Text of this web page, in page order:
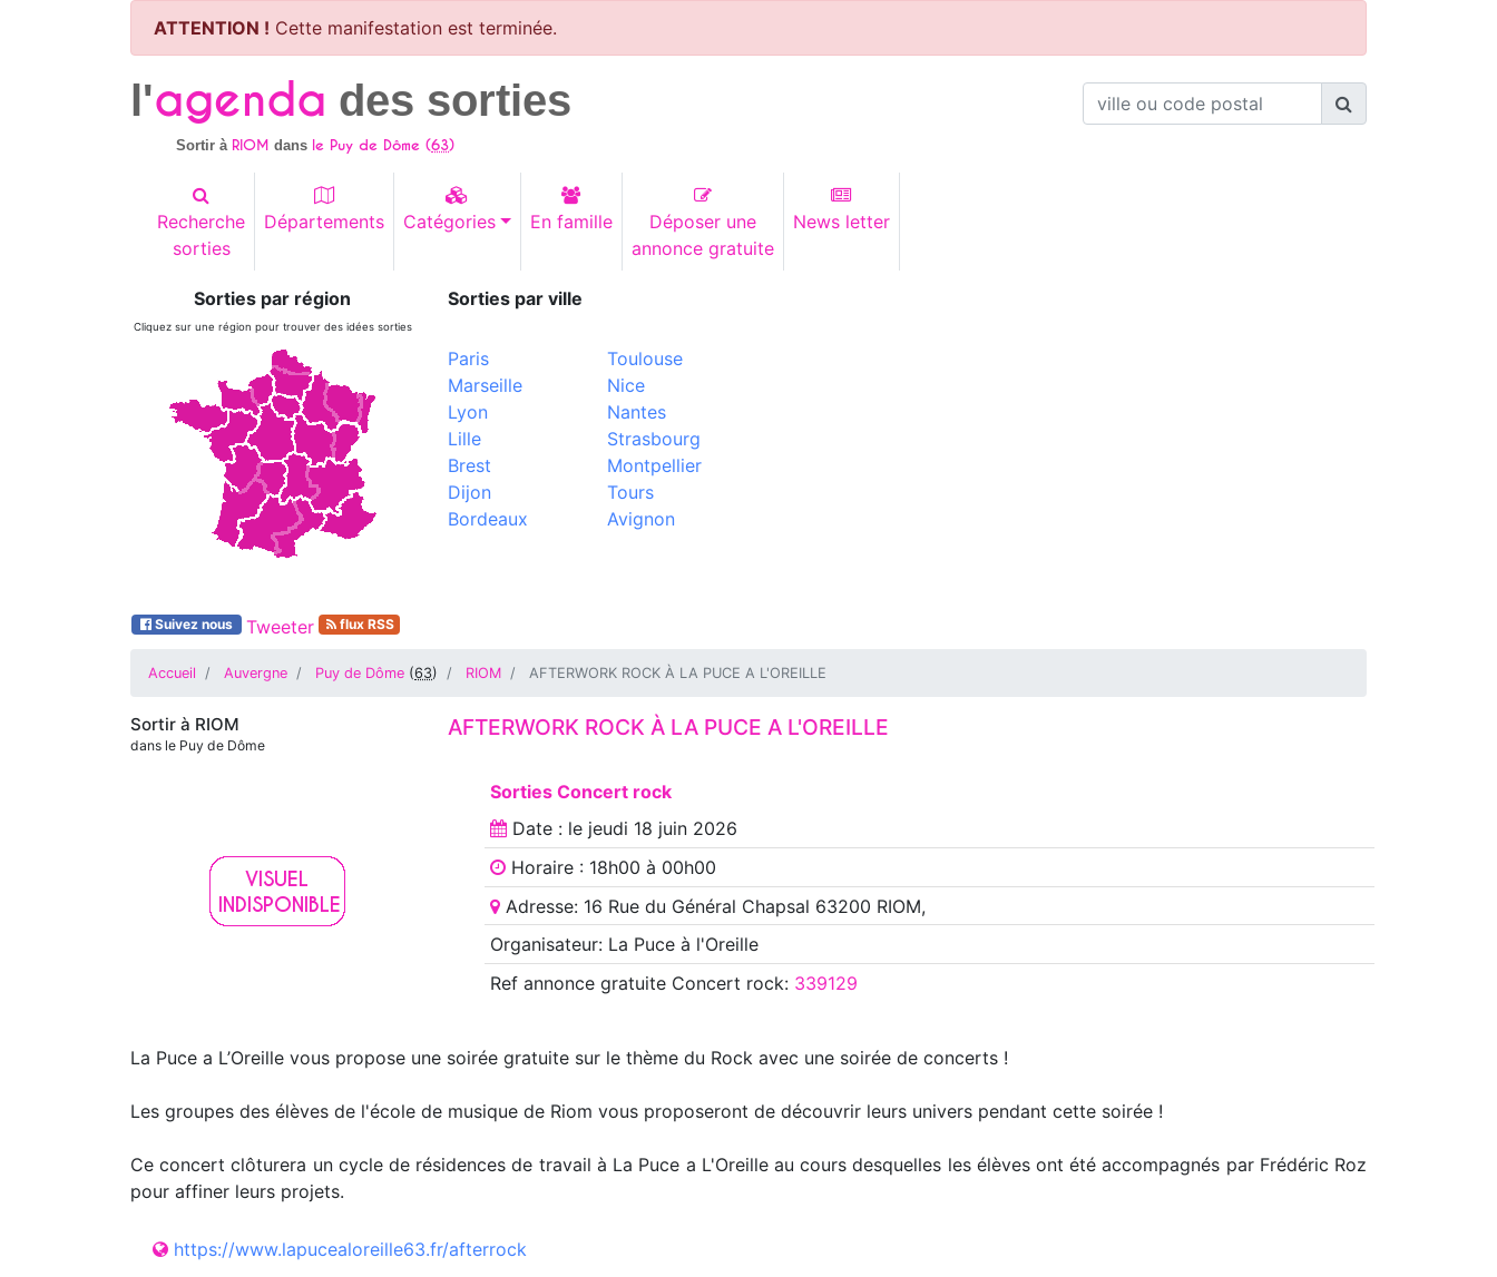
ATTENTION ! Cette manifestation est terminée.
l'agenda des sorties
Sortir à RIOM dans le Puy de Dôme (63)
Recherche
sorties
Départements Catégories En famille
Déposer une
annonce gratuite
News letter
Sorties par région
Cliquez sur une région pour trouver des idées sorties
Sorties par ville
Paris
Marseille
Lyon
Lille
Brest
Dijon
Bordeaux
Toulouse
Nice
Nantes
Strasbourg
Montpellier
Tours
Avignon
Suivez nous Tweeter flux RSS
Accueil Auvergne Puy de Dôme (63) RIOM AFTERWORK ROCK À LA PUCE A L'OREILLE
Sortir à RIOM
dans le Puy de Dôme
AFTERWORK ROCK À LA PUCE A L'OREILLE
Sorties Concert rock
Date : le jeudi 18 juin 2026
Horaire : 18h00 à 00h00
Adresse: 16 Rue du Général Chapsal 63200 RIOM,
Organisateur: La Puce à l'Oreille
Ref annoncegratuite Concert rock: 339129
La Puce a L’Oreille vous propose une soirée gratuite sur le thème du Rock avec une soirée de concerts !
Les groupes des élèves de l'école de musique de Riom vous proposeront de découvrir leurs univers pendant cette soirée !
Ce concert clôturera un cycle de résidences de travail à La Puce a L'Oreille au cours desquelles les élèves ont été accompagnés par Frédéric Roz
pour affiner leurs projets.
https://www.lapucealoreille63.fr/afterrock